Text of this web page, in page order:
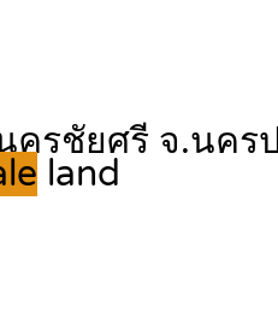
รชัยศรี จ.นคร
land